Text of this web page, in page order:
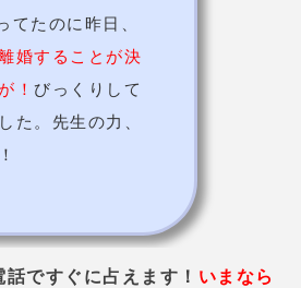
たのに昨日、
婚することが決
！ びっくりして
た。先生の力、
ですぐに占えます！ いまなら